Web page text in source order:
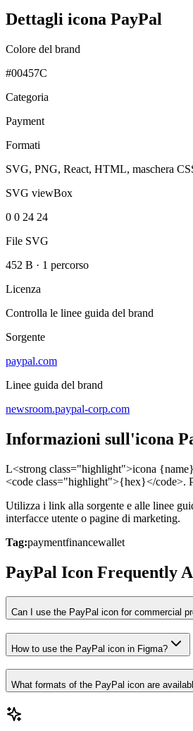
Dettagli icona PayPal
Colore del brand
#00457C
Categoria
Payment
Formati
SVG, PNG, React, HTML, maschera
SVG viewBox
0 0 24 24
File SVG
452 B · 1 percorso
Licenza
Controlla le linee guida del brand
Sorgente
paypal.com
Linee guida del brand
newsroom.paypal-corp.com
Informazioni sull'icona
L<strong class="highlight">icona
<code class="highlight">{hex}</code>.
Utilizza i link alla sorgente e alle linee
interfacce utente o pagine di marketing.
Tag:paymentfinancewallet
PayPal Icon Frequently
Can I use the PayPal icon for commercial
How to use the PayPal icon in Figma?
What formats of the PayPal icon are